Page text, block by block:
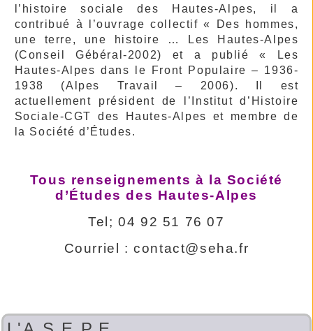
l’histoire sociale des Hautes-Alpes, il a
contribué à l’ouvrage collectif « Des hommes,
une terre, une histoire … Les Hautes-Alpes
(Conseil Gébéral-2002) et a publié « Les
Hautes-Alpes dans le Front Populaire – 1936-
1938 (Alpes Travail – 2006). Il est
actuellement président de l’Institut d’Histoire
Sociale-CGT des Hautes-Alpes et membre de
la Société d’Études.
Tous renseignements à la Société
d’Études des Hautes-Alpes
Tel; 04 92 51 76 07
Courriel : contact@seha.fr